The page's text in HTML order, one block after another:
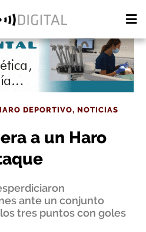
DEPORTIVO, NOTICIAS
a un Haro
ante un conjunto
tres puntos con goles